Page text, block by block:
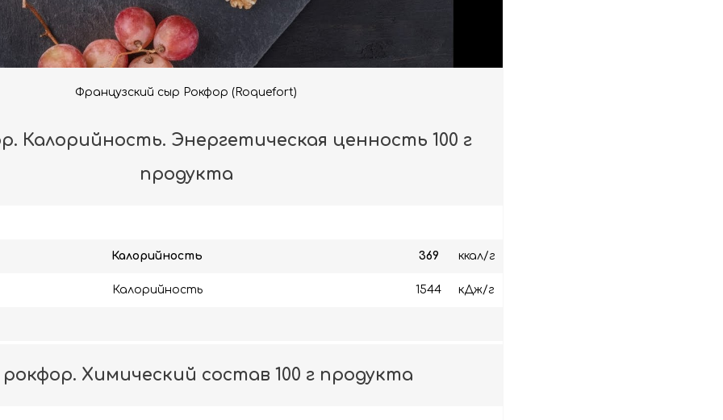
Французский сыр Рокфор (Roquefort)
Калорийность. Энергетическая ценность 100 г
продукта
Калорийность 369 ккал/г
Калорийность 1544 кДж/г
Химический состав 100 г продукта